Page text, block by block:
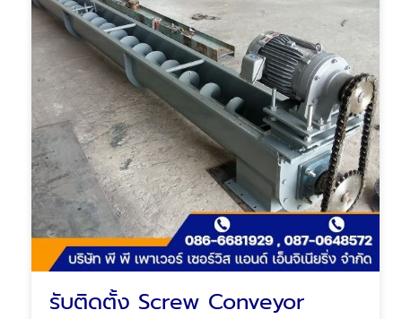
รับติดตั้ง Screw Conveyor